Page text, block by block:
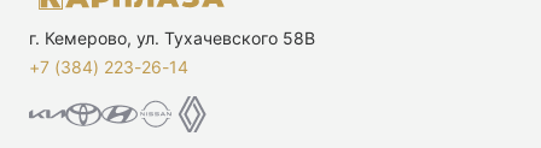
г. Кемерово, ул. Тухачевского 58В
+7 (384) 223-26-14‬